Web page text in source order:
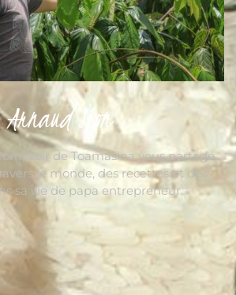
Arnaud Sion
de Toamasina vous partage
le monde, des recettes et des
sa vie de papa entrepreneur.